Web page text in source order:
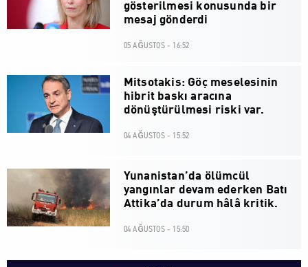
gösterilmesi konusunda bir
mesaj gönderdi
05 AĞUSTOS - 16:52
Mitsotakis: Göç meselesinin
hibrit baskı aracına
dönüştürülmesi riski var.
04 AĞUSTOS - 15:52
Yunanistan’da ölümcül
yangınlar devam ederken Batı
Attika’da durum hâlâ kritik.
04 AĞUSTOS - 15:50